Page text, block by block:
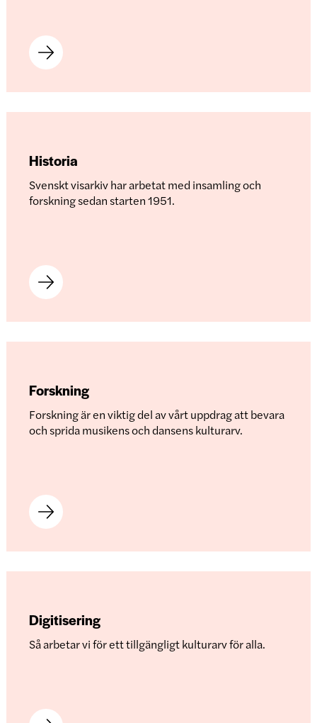
Historia
Svenskt visarkiv har arbetat med insamling och
forskning sedan starten 1951.
Forskning
Forskning är en viktig del av vårt uppdrag att bevara
och sprida musikens och dansens kulturarv.
Digitisering
Så arbetar vi för ett tillgängligt kulturarv för alla.